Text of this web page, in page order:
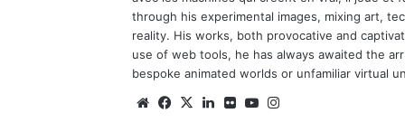
through his experimental images, mixing art,
reality. His works, both provocative and
use of web tools, he has always awaited the
bespoke animated worlds or unfamiliar virtual
WebsiteFacebook
X Linkedin
FlickrYouTube